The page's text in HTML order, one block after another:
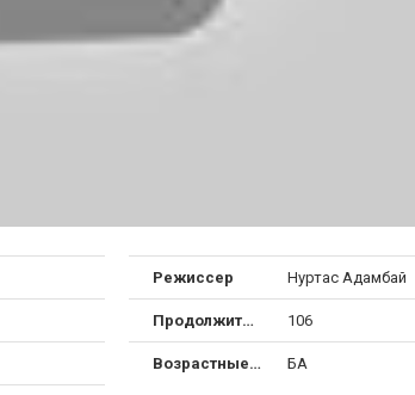
Режиссер Нуртас Адамбай
Продолжительность 106
Возрастные ограничения БА